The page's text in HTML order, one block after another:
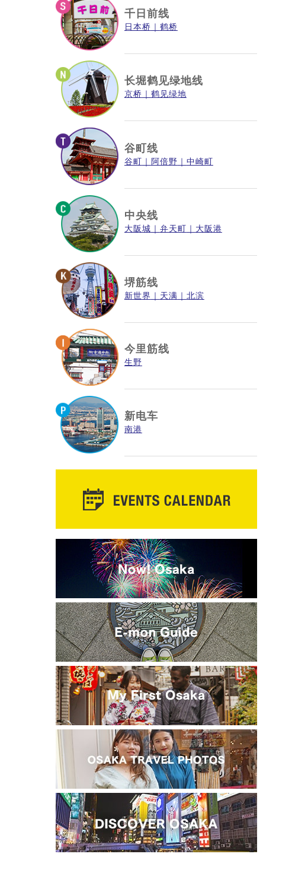
千日前线
日本桥 鹤桥
长堀鹤见绿地线
京桥 鹤见绿地
谷町线
谷町 阿倍野 中崎町
中央线
大阪城 弁天町 大阪港
堺筋线
新世界 天满 北滨
今里筋线
生野
新电车
南港